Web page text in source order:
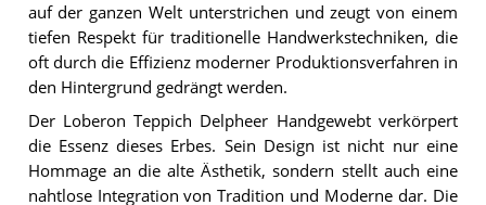
auf der ganzen Welt unterstrichen und zeugt von einem
tiefen Respekt für traditionelle Handwerkstechniken, die
oft durch die Effizienz moderner Produktionsverfahren in
den Hintergrund gedrängt werden.
Der Loberon Teppich Delpheer Handgewebt verkörpert
die Essenz dieses Erbes. Sein Design ist nicht nur eine
Hommage an die alte Ästhetik, sondern stellt auch eine
nahtlose Integration von Tradition und Moderne dar. Die